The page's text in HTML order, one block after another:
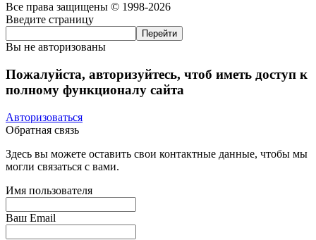
Все права защищены © 1998-2026
Введите страницу
Вы не авторизованы
Пожалуйста, авторизуйтесь, чтоб иметь доступ к
полному функционалу сайта
Авторизоваться
Обратная связь
Здесь вы можете оставить свои контактные данные, чтобы мы
могли связаться с вами.
Имя пользователя
Ваш Email